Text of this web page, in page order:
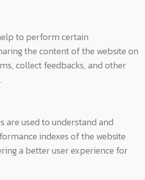
to perform certain
the content of the website on
collect feedbacks, and other
are used to understand and
indexes of the website
a better user experience for